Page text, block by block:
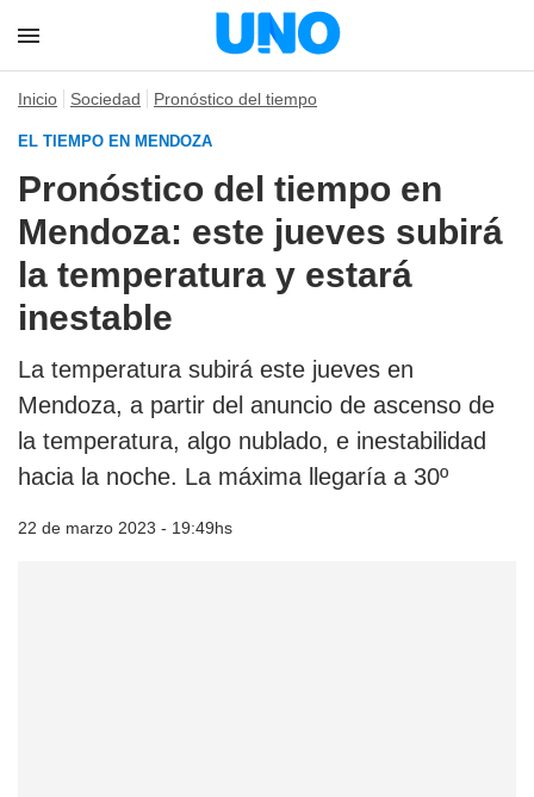
Inicio Sociedad Pronóstico del tiempo
EL TIEMPO EN MENDOZA
Pronóstico del tiempo en
Mendoza: este jueves subirá
la temperatura y estará
inestable
La temperatura subirá este jueves en
Mendoza, a partir del anuncio de ascenso de
la temperatura, algo nublado, e inestabilidad
hacia la noche. La máxima llegaría a 30º
22 de marzo 2023 - 19:49hs